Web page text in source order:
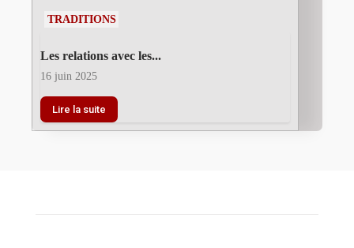
TRADITIONS
Les relations avec les...
16 juin 2025
Lire la suite